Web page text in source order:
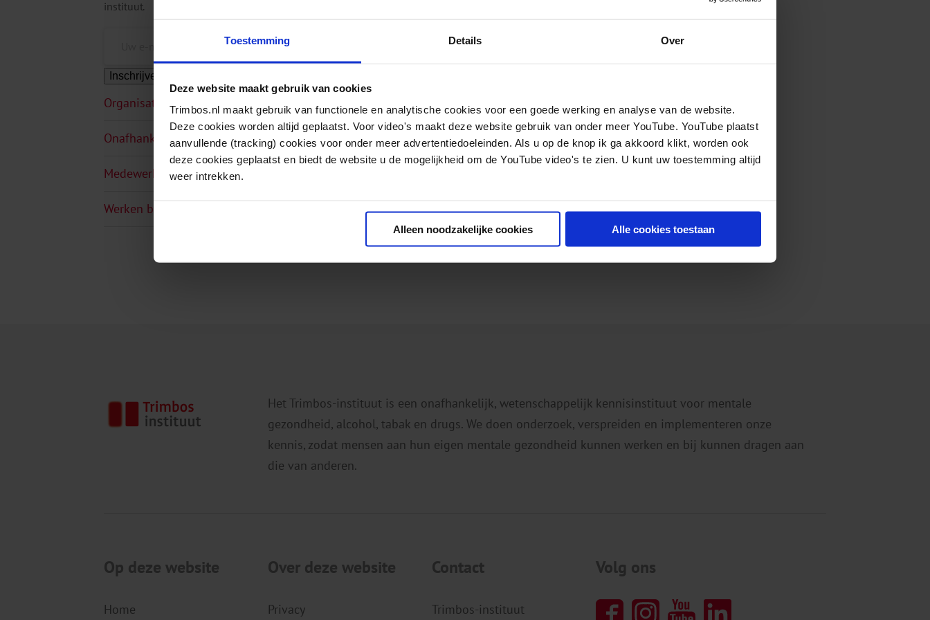
Toestemming Details Over
Deze website maakt gebruik van cookies
Trimbos.nl maakt gebruik van functionele en analytische cookies voor een goede werking en analyse van de website.
Deze cookies worden altijd geplaatst. Voor video's maakt deze website gebruik van onder meer YouTube. YouTube plaatst
aanvullende (tracking) cookies voor onder meer advertentiedoeleinden. Als u op de knop ik ga akkoord klikt, worden ook
deze cookies geplaatst en biedt de website u de mogelijkheid om de YouTube video's te zien. U kunt uw toestemming altijd
weer intrekken.
Alleen noodzakelijke cookies Alle cookies toestaan
instituut.
Inschrijven
Organisatie
Onafhankelijkheid
Medewerkers
Werken bij
Het Trimbos-instituut is een onafhankelijk, wetenschappelijk kennisinstituut voor mentale
gezondheid, alcohol, tabak en drugs. We doen onderzoek, verspreiden en implementeren onze
kennis, zodat mensen aan hun eigen mentale gezondheid kunnen werken en bij kunnen dragen aan
die van anderen.
Op deze website
Home
Over deze website
Privacy
Contact
Trimbos-instituut
Volg ons